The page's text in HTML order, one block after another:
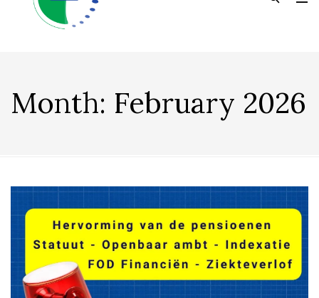
Month: February 2026